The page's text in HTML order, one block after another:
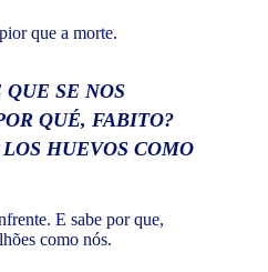
que a morte.
SE NOS
QUÉ, FABITO?
HUEVOS COMO
E sabe por que,
como nós.